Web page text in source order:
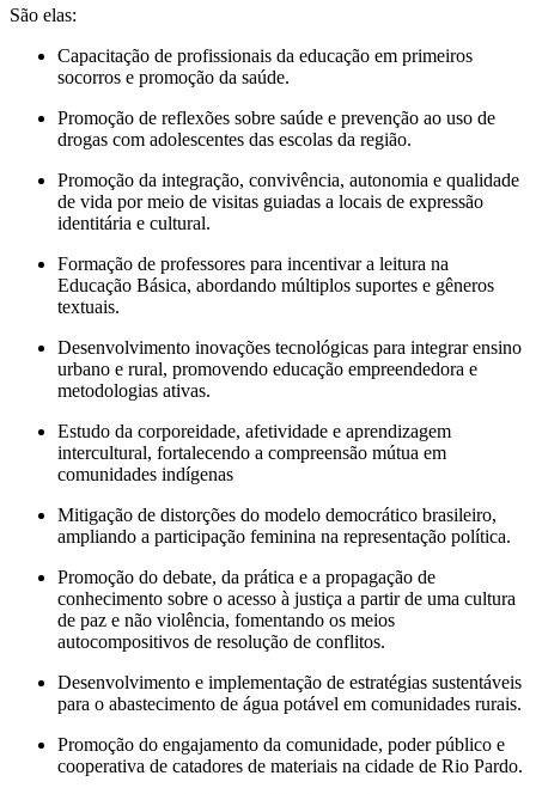
São elas:
Capacitação de profissionais da educação em primeiros
socorros e promoção da saúde.
Promoção de reflexões sobre saúde e prevenção ao uso de
drogas com adolescentes das escolas da região.
Promoção da integração, convivência, autonomia e qualidade
de vida por meio de visitas guiadas a locais de expressão
identitária e cultural.
Formação de professores para incentivar a leitura na
Educação Básica, abordando múltiplos suportes e gêneros
textuais.
Desenvolvimento inovações tecnológicas para integrar ensino
urbano e rural, promovendo educação empreendedora e
metodologias ativas.
Estudo da corporeidade, afetividade e aprendizagem
intercultural, fortalecendo a compreensão mútua em
comunidades indígenas
Mitigação de distorções do modelo democrático brasileiro,
ampliando a participação feminina na representação política.
Promoção do debate, da prática e a propagação de
conhecimento sobre o acesso à justiça a partir de uma cultura
de paz e não violência, fomentando os meios
autocompositivos de resolução de conflitos.
Desenvolvimento e implementação de estratégias sustentáveis
para o abastecimento de água potável em comunidades rurais.
Promoção do engajamento da comunidade, poder público e
cooperativa de catadores de materiais na cidade de Rio Pardo.